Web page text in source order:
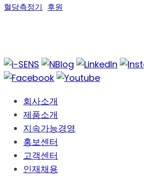
혈당측정기 후원
회사소개
제품소개
지속가능경영
홍보센터
고객센터
인재채용